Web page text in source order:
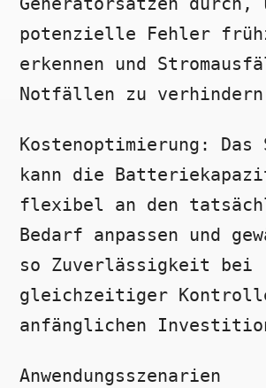
potenzielle Fehler
erkennen und
Notfällen zu
Kostenoptimierung: Das
kann die
flexibel an den
Bedarf anpassen und
so Zuverlässigkeit bei
gleichzeitiger
anfänglichen
Anwendungsszenarien